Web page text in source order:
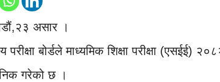
असार ।
परीक्षा बोर्डले माध्यमिक शिक्षा परीक्षा (एसईई)
गरेको छ ।